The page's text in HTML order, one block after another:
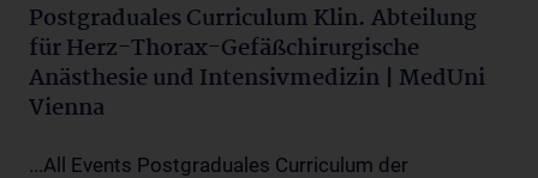
Postgraduales Curriculum Klin. Abteilung
für Herz-Thorax-Gefäßchirurgische
Anästhesie und Intensivmedizin | MedUni
Vienna
...All Events Postgraduales Curriculum der